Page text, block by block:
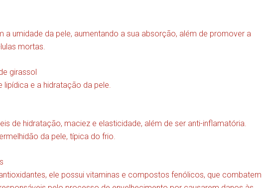
a umidade da pele, aumentando a sua absorção, além de promover a
mortas.
girassol
lipídica e a hidratação da pele.
de hidratação, maciez e elasticidade, além de ser anti-inflamatória.
da pele, típica do frio.
ele possui vitaminas e compostos fenólicos, que combatem